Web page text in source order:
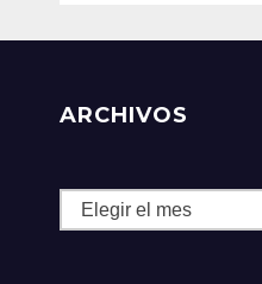
ARCHIVOS
Archivos